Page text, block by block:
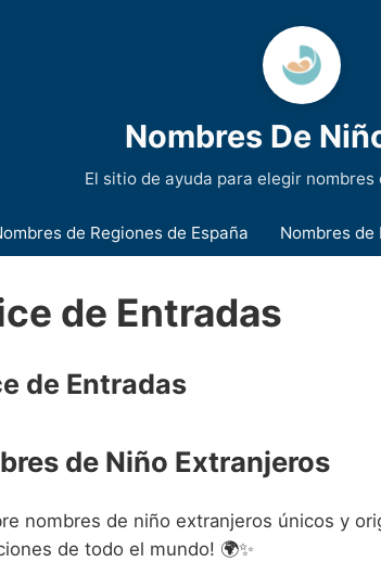
Nombres De
El sitio de ayuda para elegir nombres
de Regiones de España Nombres
de Entradas
de Entradas
de Niño Extranjeros
nombres de niño extranjeros únicos y
de todo el mundo! 🌍✨